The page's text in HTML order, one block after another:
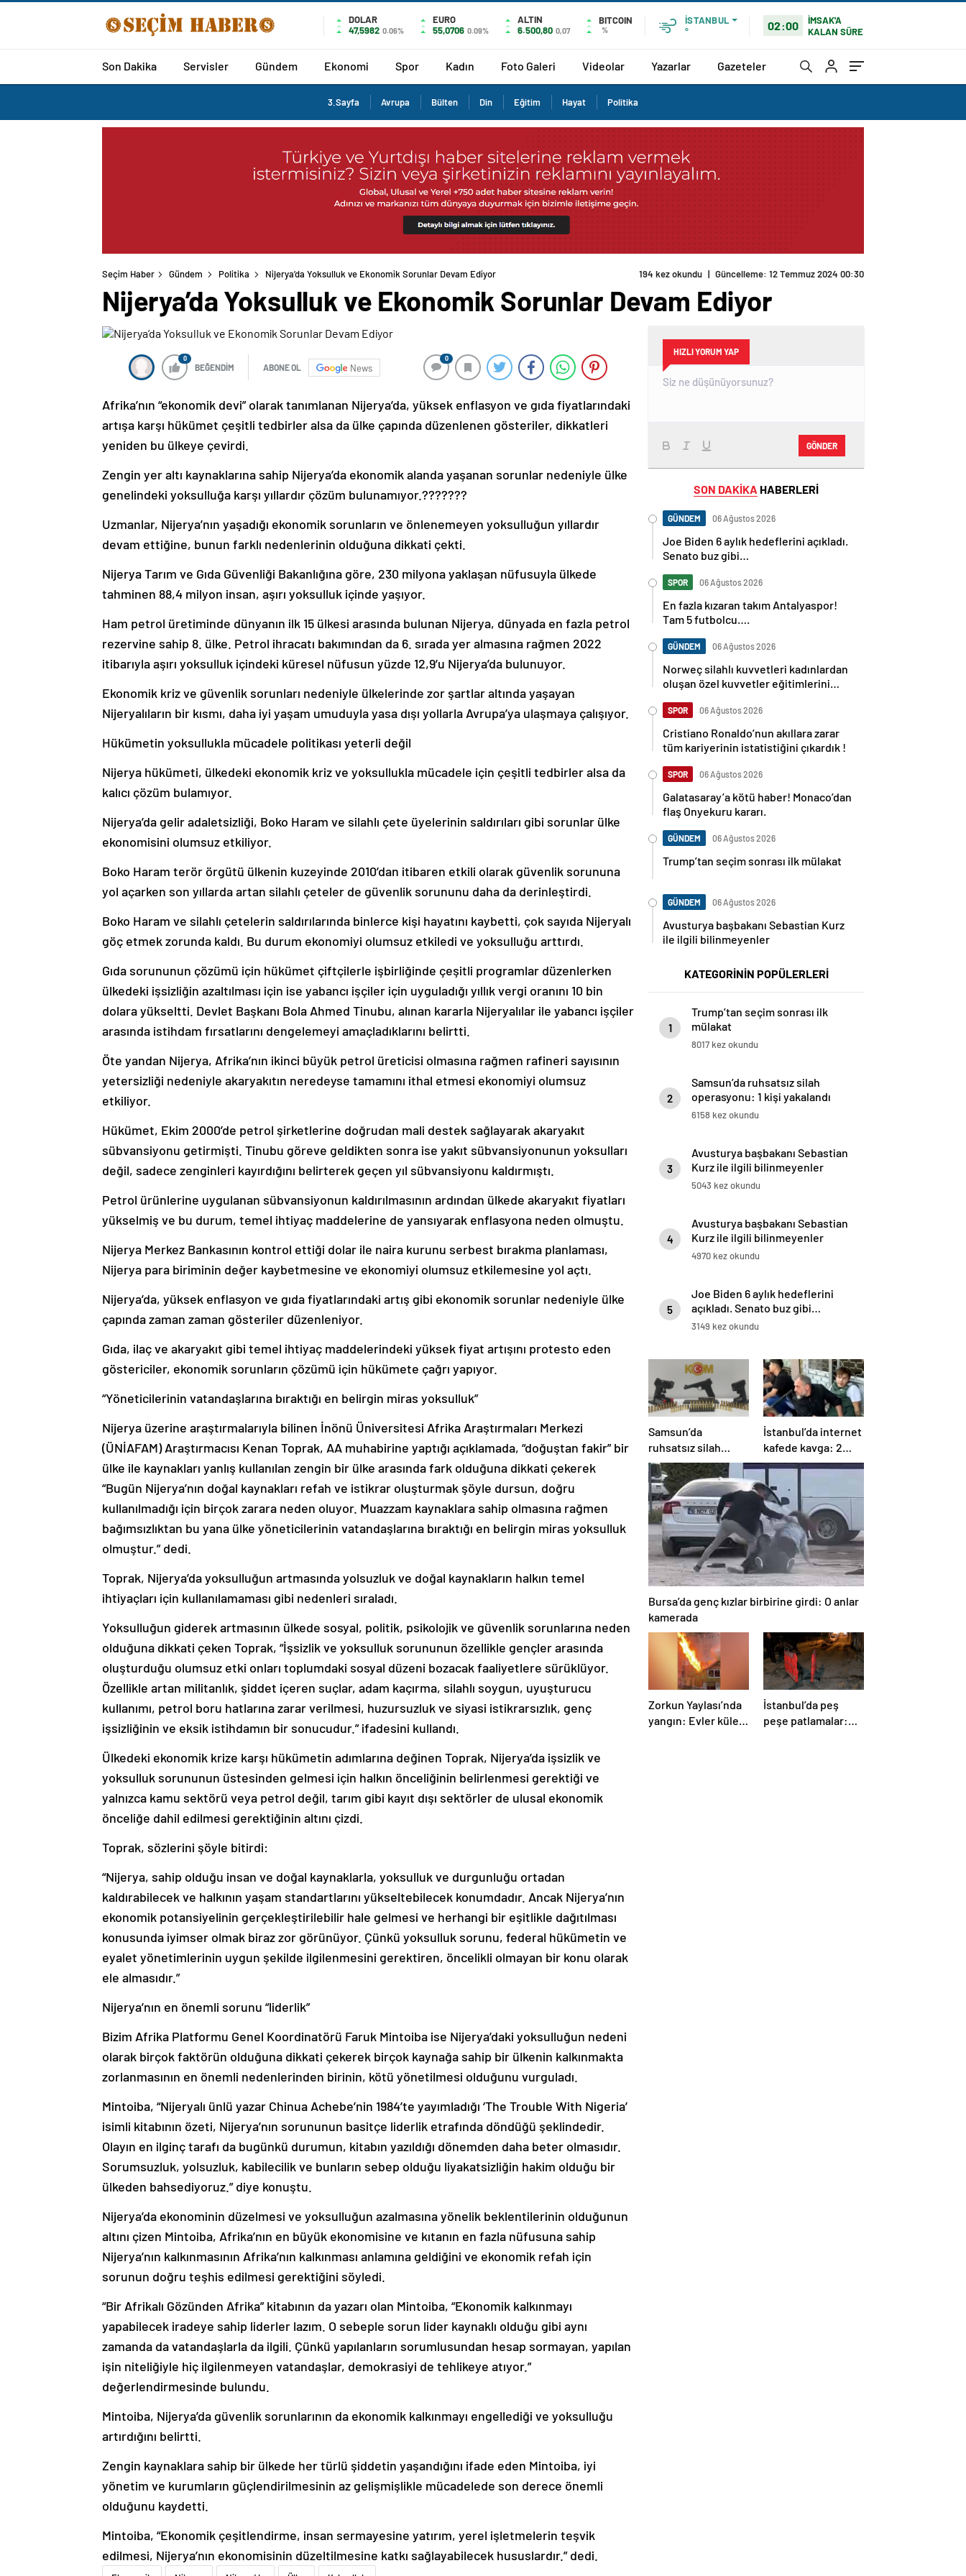
DOLAR
47,5982 0.06%
EURO
55,0706 0.09%
ALTIN
6.500,80 0,07
BITCOIN
%
İSTANBUL
°
02:00
İMSAK'A
KALAN SÜRE
Son Dakika Servisler Gündem Ekonomi Spor Kadın Foto Galeri Videolar Yazarlar Gazeteler
3.Sayfa Avrupa Bülten Din Eğitim Hayat Politika
Seçim Haber Gündem Politika Nijerya’da Yoksulluk ve Ekonomik Sorunlar Devam Ediyor 194 kez okundu | Güncelleme: 12 Temmuz 2024 00:30
Nijerya’da Yoksulluk ve Ekonomik Sorunlar Devam Ediyor
0
BEĞENDİM ABONE OL News
0
Afrika’nın “ekonomik devi” olarak tanımlanan Nijerya’da, yüksek enflasyon ve gıda fiyatlarındaki
artışa karşı hükümet çeşitli tedbirler alsa da ülke çapında düzenlenen gösteriler, dikkatleri
yeniden bu ülkeye çevirdi.
Zengin yer altı kaynaklarına sahip Nijerya’da ekonomik alanda yaşanan sorunlar nedeniyle ülke
genelindeki yoksulluğa karşı yıllardır çözüm bulunamıyor.???????
Uzmanlar, Nijerya’nın yaşadığı ekonomik sorunların ve önlenemeyen yoksulluğun yıllardır
devam ettiğine, bunun farklı nedenlerinin olduğuna dikkati çekti.
Nijerya Tarım ve Gıda Güvenliği Bakanlığına göre, 230 milyona yaklaşan nüfusuyla ülkede
tahminen 88,4 milyon insan, aşırı yoksulluk içinde yaşıyor.
Ham petrol üretiminde dünyanın ilk 15 ülkesi arasında bulunan Nijerya, dünyada en fazla petrol
rezervine sahip 8. ülke. Petrol ihracatı bakımından da 6. sırada yer almasına rağmen 2022
itibarıyla aşırı yoksulluk içindeki küresel nüfusun yüzde 12,9’u Nijerya’da bulunuyor.
Ekonomik kriz ve güvenlik sorunları nedeniyle ülkelerinde zor şartlar altında yaşayan
Nijeryalıların bir kısmı, daha iyi yaşam umuduyla yasa dışı yollarla Avrupa’ya ulaşmaya çalışıyor.
Hükümetin yoksullukla mücadele politikası yeterli değil
Nijerya hükümeti, ülkedeki ekonomik kriz ve yoksullukla mücadele için çeşitli tedbirler alsa da
kalıcı çözüm bulamıyor.
Nijerya’da gelir adaletsizliği, Boko Haram ve silahlı çete üyelerinin saldırıları gibi sorunlar ülke
ekonomisini olumsuz etkiliyor.
Boko Haram terör örgütü ülkenin kuzeyinde 2010’dan itibaren etkili olarak güvenlik sorununa
yol açarken son yıllarda artan silahlı çeteler de güvenlik sorununu daha da derinleştirdi.
Boko Haram ve silahlı çetelerin saldırılarında binlerce kişi hayatını kaybetti, çok sayıda Nijeryalı
göç etmek zorunda kaldı. Bu durum ekonomiyi olumsuz etkiledi ve yoksulluğu arttırdı.
Gıda sorununun çözümü için hükümet çiftçilerle işbirliğinde çeşitli programlar düzenlerken
ülkedeki işsizliğin azaltılması için ise yabancı işçiler için uyguladığı yıllık vergi oranını 10 bin
dolara yükseltti. Devlet Başkanı Bola Ahmed Tinubu, alınan kararla Nijeryalılar ile yabancı işçiler
arasında istihdam fırsatlarını dengelemeyi amaçladıklarını belirtti.
Öte yandan Nijerya, Afrika’nın ikinci büyük petrol üreticisi olmasına rağmen rafineri sayısının
yetersizliği nedeniyle akaryakıtın neredeyse tamamını ithal etmesi ekonomiyi olumsuz
etkiliyor.
Hükümet, Ekim 2000’de petrol şirketlerine doğrudan mali destek sağlayarak akaryakıt
sübvansiyonu getirmişti. Tinubu göreve geldikten sonra ise yakıt sübvansiyonunun yoksulları
değil, sadece zenginleri kayırdığını belirterek geçen yıl sübvansiyonu kaldırmıştı.
Petrol ürünlerine uygulanan sübvansiyonun kaldırılmasının ardından ülkede akaryakıt fiyatları
yükselmiş ve bu durum, temel ihtiyaç maddelerine de yansıyarak enflasyona neden olmuştu.
Nijerya Merkez Bankasının kontrol ettiği dolar ile naira kurunu serbest bırakma planlaması,
Nijerya para biriminin değer kaybetmesine ve ekonomiyi olumsuz etkilemesine yol açtı.
Nijerya’da, yüksek enflasyon ve gıda fiyatlarındaki artış gibi ekonomik sorunlar nedeniyle ülke
çapında zaman zaman gösteriler düzenleniyor.
Gıda, ilaç ve akaryakıt gibi temel ihtiyaç maddelerindeki yüksek fiyat artışını protesto eden
göstericiler, ekonomik sorunların çözümü için hükümete çağrı yapıyor.
“Yöneticilerinin vatandaşlarına bıraktığı en belirgin miras yoksulluk”
Nijerya üzerine araştırmalarıyla bilinen İnönü Üniversitesi Afrika Araştırmaları Merkezi
(ÜNİAFAM) Araştırmacısı Kenan Toprak, AA muhabirine yaptığı açıklamada, “doğuştan fakir” bir
ülke ile kaynakları yanlış kullanılan zengin bir ülke arasında fark olduğuna dikkati çekerek
“Bugün Nijerya’nın doğal kaynakları refah ve istikrar oluşturmak şöyle dursun, doğru
kullanılmadığı için birçok zarara neden oluyor. Muazzam kaynaklara sahip olmasına rağmen
bağımsızlıktan bu yana ülke yöneticilerinin vatandaşlarına bıraktığı en belirgin miras yoksulluk
olmuştur.” dedi.
Toprak, Nijerya’da yoksulluğun artmasında yolsuzluk ve doğal kaynakların halkın temel
ihtiyaçları için kullanılamaması gibi nedenleri sıraladı.
Yoksulluğun giderek artmasının ülkede sosyal, politik, psikolojik ve güvenlik sorunlarına neden
olduğuna dikkati çeken Toprak, “İşsizlik ve yoksulluk sorununun özellikle gençler arasında
oluşturduğu olumsuz etki onları toplumdaki sosyal düzeni bozacak faaliyetlere sürüklüyor.
Özellikle artan militanlık, şiddet içeren suçlar, adam kaçırma, silahlı soygun, uyuşturucu
kullanımı, petrol boru hatlarına zarar verilmesi, huzursuzluk ve siyasi istikrarsızlık, genç
işsizliğinin ve eksik istihdamın bir sonucudur.” ifadesini kullandı.
Ülkedeki ekonomik krize karşı hükümetin adımlarına değinen Toprak, Nijerya’da işsizlik ve
yoksulluk sorununun üstesinden gelmesi için halkın önceliğinin belirlenmesi gerektiği ve
yalnızca kamu sektörü veya petrol değil, tarım gibi kayıt dışı sektörler de ulusal ekonomik
önceliğe dahil edilmesi gerektiğinin altını çizdi.
Toprak, sözlerini şöyle bitirdi:
“Nijerya, sahip olduğu insan ve doğal kaynaklarla, yoksulluk ve durgunluğu ortadan
kaldırabilecek ve halkının yaşam standartlarını yükseltebilecek konumdadır. Ancak Nijerya’nın
ekonomik potansiyelinin gerçekleştirilebilir hale gelmesi ve herhangi bir eşitlikle dağıtılması
konusunda iyimser olmak biraz zor görünüyor. Çünkü yoksulluk sorunu, federal hükümetin ve
eyalet yönetimlerinin uygun şekilde ilgilenmesini gerektiren, öncelikli olmayan bir konu olarak
ele almasıdır.”
Nijerya’nın en önemli sorunu “liderlik”
Bizim Afrika Platformu Genel Koordinatörü Faruk Mintoiba ise Nijerya’daki yoksulluğun nedeni
olarak birçok faktörün olduğuna dikkati çekerek birçok kaynağa sahip bir ülkenin kalkınmakta
zorlanmasının en önemli nedenlerinden birinin, kötü yönetilmesi olduğunu vurguladı.
Mintoiba, “Nijeryalı ünlü yazar Chinua Achebe’nin 1984’te yayımladığı ‘The Trouble With Nigeria’
isimli kitabının özeti, Nijerya’nın sorununun basitçe liderlik etrafında döndüğü şeklindedir.
Olayın en ilginç tarafı da bugünkü durumun, kitabın yazıldığı dönemden daha beter olmasıdır.
Sorumsuzluk, yolsuzluk, kabilecilik ve bunların sebep olduğu liyakatsizliğin hakim olduğu bir
ülkeden bahsediyoruz.” diye konuştu.
Nijerya’da ekonominin düzelmesi ve yoksulluğun azalmasına yönelik beklentilerinin olduğunun
altını çizen Mintoiba, Afrika’nın en büyük ekonomisine ve kıtanın en fazla nüfusuna sahip
Nijerya’nın kalkınmasının Afrika’nın kalkınması anlamına geldiğini ve ekonomik refah için
sorunun doğru teşhis edilmesi gerektiğini söyledi.
“Bir Afrikalı Gözünden Afrika” kitabının da yazarı olan Mintoiba, “Ekonomik kalkınmayı
yapabilecek iradeye sahip liderler lazım. O sebeple sorun lider kaynaklı olduğu gibi aynı
zamanda da vatandaşlarla da ilgili. Çünkü yapılanların sorumlusundan hesap sormayan, yapılan
işin niteliğiyle hiç ilgilenmeyen vatandaşlar, demokrasiyi de tehlikeye atıyor.”
değerlendirmesinde bulundu.
Mintoiba, Nijerya’da güvenlik sorunlarının da ekonomik kalkınmayı engellediği ve yoksulluğu
artırdığını belirtti.
Zengin kaynaklara sahip bir ülkede her türlü şiddetin yaşandığını ifade eden Mintoiba, iyi
yönetim ve kurumların güçlendirilmesinin az gelişmişlikle mücadelede son derece önemli
olduğunu kaydetti.
Mintoiba, “Ekonomik çeşitlendirme, insan sermayesine yatırım, yerel işletmelerin teşvik
edilmesi, Nijerya’nın ekonomisinin düzeltilmesine katkı sağlayabilecek hususlardır.” dedi.
HIZLI YORUM YAP
GÖNDER
SON DAKİKA HABERLERİ
GÜNDEM 06 Ağustos 2026
Joe Biden 6 aylık hedeflerini açıkladı.
Senato buz gibi…
SPOR 06 Ağustos 2026
En fazla kızaran takım Antalyaspor!
Tam 5 futbolcu….
GÜNDEM 06 Ağustos 2026
Norweç silahlı kuvvetleri kadınlardan
oluşan özel kuvvetler eğitimlerini
SPOR 06 Ağustos 2026
Cristiano Ronaldo’nun akıllara zarar
tüm kariyerinin istatistiğini çıkardık !
SPOR 06 Ağustos 2026
Galatasaray’a kötü haber! Monaco’dan
flaş Onyekuru kararı.
GÜNDEM 06 Ağustos 2026
Trump’tan seçim sonrası ilk mülakat
GÜNDEM 06 Ağustos 2026
Avusturya başbakanı Sebastian Kurz
ile ilgili bilinmeyenler
KATEGORİNİN POPÜLERLERİ
1
Trump’tan seçim sonrası ilk
mülakat
8017 kez okundu
2
Samsun’da ruhsatsız silah
operasyonu: 1 kişi yakalandı
6158 kez okundu
3
Avusturya başbakanı Sebastian
Kurz ile ilgili bilinmeyenler
5043 kez okundu
4
Avusturya başbakanı Sebastian
Kurz ile ilgili bilinmeyenler
4970 kez okundu
5
Joe Biden 6 aylık hedeflerini
açıkladı. Senato buz gibi…
3149 kez okundu
Samsun’da
ruhsatsız silah
operasyonu: 1 kişi
yakalandı
İstanbul’da internet
kafede kavga: 2
yaralı
Bursa’da genç kızlar birbirine girdi: O anlar
kamerada
Zorkun Yaylası’nda
yangın: Evler küle
İstanbul’da peş
peşe patlamalar: